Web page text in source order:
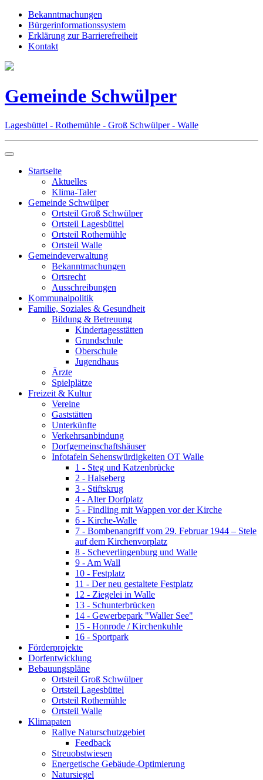
Bekanntmachungen
Bürgerinformationssystem
Erklärung zur Barrierefreiheit
Kontakt
Gemeinde Schwülper
Lagesbüttel - Rothemühle - Groß Schwülper - Walle
Startseite
Aktuelles
Klima-Taler
Gemeinde Schwülper
Ortsteil Groß Schwülper
Ortsteil Lagesbüttel
Ortsteil Rothemühle
Ortsteil Walle
Gemeindeverwaltung
Bekanntmachungen
Ortsrecht
Ausschreibungen
Kommunalpolitik
Familie, Soziales & Gesundheit
Bildung & Betreuung
Kindertagesstätten
Grundschule
Oberschule
Jugendhaus
Ärzte
Spielplätze
Freizeit & Kultur
Vereine
Gaststätten
Unterkünfte
Verkehrsanbindung
Dorfgemeinschaftshäuser
Infotafeln Sehenswürdigkeiten OT Walle
1 - Steg und Katzenbrücke
2 - Halseberg
3 - Stiftskrug
4 - Alter Dorfplatz
5 - Findling mit Wappen vor der Kirche
6 - Kirche-Walle
7 - Bombenangriff vom 29. Februar 1944 – Stele
auf dem Kirchenvorplatz
8 - Scheverlingenburg und Walle
9 - Am Wall
10 - Festplatz
11 - Der neu gestaltete Festplatz
12 - Ziegelei in Walle
13 - Schunterbrücken
14 - Gewerbepark "Waller See"
15 - Honrode / Kirchenkuhle
16 - Sportpark
Förderprojekte
Dorfentwicklung
Bebauungspläne
Ortsteil Groß Schwülper
Ortsteil Lagesbüttel
Ortsteil Rothemühle
Ortsteil Walle
Klimapaten
Rallye Naturschutzgebiet
Feedback
Streuobstwiesen
Energetische Gebäude-Optimierung
Natursiegel